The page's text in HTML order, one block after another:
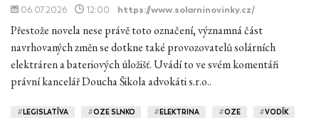
06.07.2026 12:00 https://www.solarninovinky.cz/
Přestože novela nese právě toto označení, významná část
navrhovaných změn se dotkne také provozovatelů solárních
elektráren a bateriových úložišť. Uvádí to ve svém komentáři
právní kancelář Doucha Šikola advokáti s.r.o..
#LEGISLATÍVA #OZE SLNKO #ELEKTRINA #OZE #VODÍK